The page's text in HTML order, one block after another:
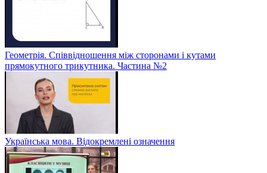
Геометрія. Співвідношення між сторонами і кутами
прямокутного трикутника. Частина №2
Українська мова. Відокремлені означення